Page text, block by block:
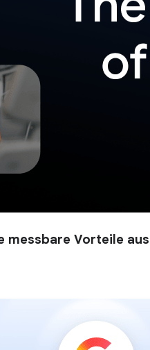
messbare Vorteile aus